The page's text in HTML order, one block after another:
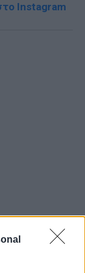
Instagram